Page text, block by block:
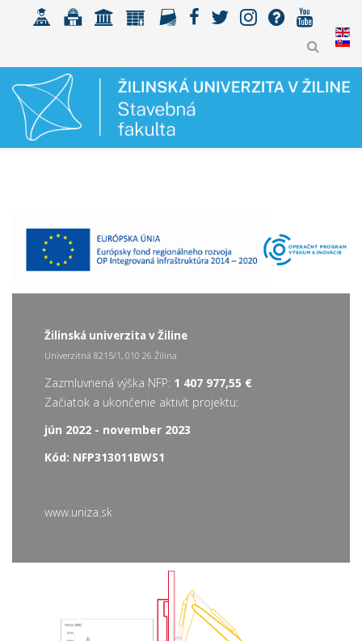
Žilinská univerzita v Žiline
Univerzitná 8215/1, 010 26 Žilina
Zazmluvnená výška NFP: 1 407 977,55 €
Začiatok a ukončenie aktivít projektu:
jún 2022 - november 2023
Kód: NFP313011BWS1
www.uniza.sk